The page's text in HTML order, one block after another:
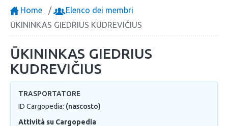
Home
Elenco dei membri
ŪKININKAS GIEDRIUS KUDREVIČIUS
ŪKININKAS GIEDRIUS
KUDREVIČIUS
TRASPORTATORE
ID Cargopedia: (nascosto)
Attività su Cargopedia